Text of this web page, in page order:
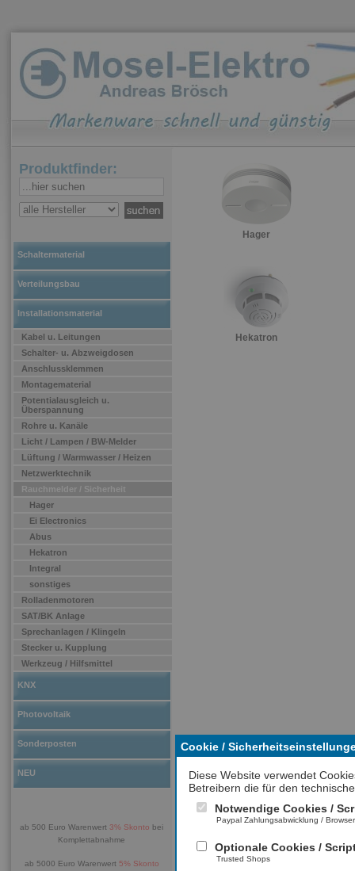
Cookie /
Diese Website verwendet
Betreibern die für den
Notwendige Cookies /
Paypal Zahlungsabwicklung /
Optionale Cookies /
Trusted Shops
Produktfinder:
Schaltermaterial
Verteilungsbau
Installationsmaterial
Kabel u. Leitungen
Schalter- u. Abzweigdosen
Anschlussklemmen
Montagematerial
Potentialausgleich u.
Überspannung
Rohre u. Kanäle
Licht / Lampen / BW-Melder
Lüftung / Warmwasser / Heizen
Netzwerktechnik
Rauchmelder / Sicherheit
Hager
Ei Electronics
Abus
Hekatron
Integral
sonstiges
Rolladenmotoren
SAT/BK Anlage
Sprechanlagen / Klingeln
Stecker u. Kupplung
Werkzeug / Hilfsmittel
KNX
Photovoltaik
Sonderposten
NEU
ab 500 Euro Warenwert 3% Skonto bei
Komplettabnahme
ab 5000 Euro Warenwert 5% Skonto
Hager
Hekatron